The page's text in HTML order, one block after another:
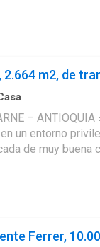
250 m² • 3
m2, de
campestre en venta, ubicada en Guarne, Antioquia, a
de paz, aire
Ferrer,